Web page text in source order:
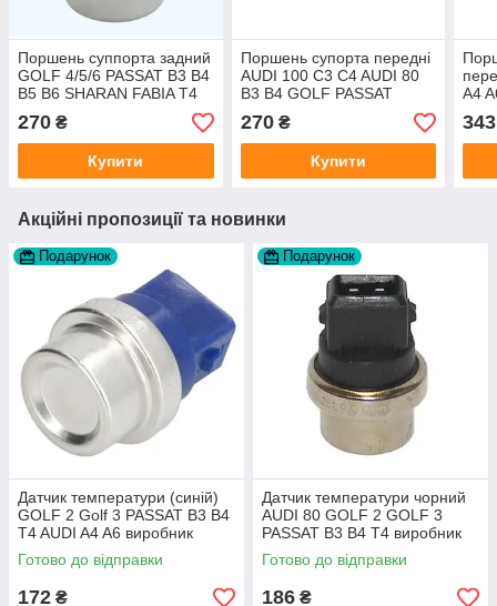
Поршень суппорта задний
GOLF 4/5/6 PASSAT B3 B4
B5 B6 SHARAN FABIA T4
OCTAVIA 1U A5 1Z
270 ₴
Купити
Поршень супорта передні
AUDI 100 C3 C4 AUDI 80
B3 B4 GOLF PASSAT
TRANSPORTER T4 Fabia
Polo
270₴
Купити
A4
343
Акційні пропозиції та новинки
Подарунок
Датчик температури (синій)
GOLF 2 Golf 3 PASSAT B3 B4
T4 AUDI A4 A6 виробник
Topran Німеччина
Готово до відправки
172 ₴
Подарунок
Датчик температури чорний
AUDI 80 GOLF 2 GOLF 3
PASSAT B3 B4 T4 виробник
TOPRAN Німеччина
Готово до відправки
186 ₴